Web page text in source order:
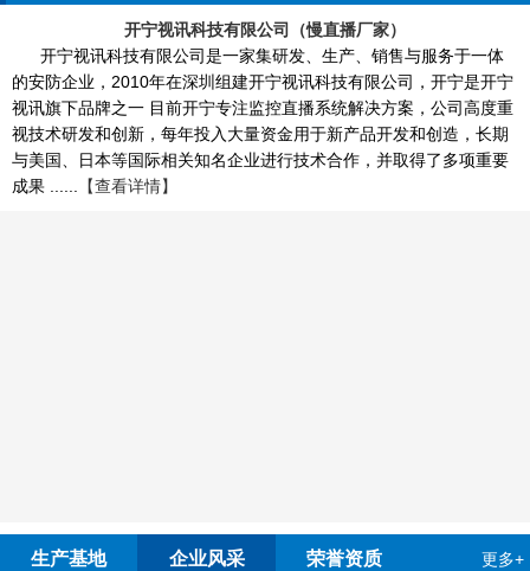
开宁视讯科技有限公司（慢直播厂家）
开宁视讯科技有限公司是一家集研发、生产、销售与服务于一体
的安防企业，2010年在深圳组建开宁视讯科技有限公司，开宁是开宁
视讯旗下品牌之一 目前开宁专注监控直播系统解决方案，公司高度重
视技术研发和创新，每年投入大量资金用于新产品开发和创造，长期
与美国、日本等国际相关知名企业进行技术合作，并取得了多项重要
成果 ......
【查看详情】
生产基地 企业风采 荣誉资质 更多+